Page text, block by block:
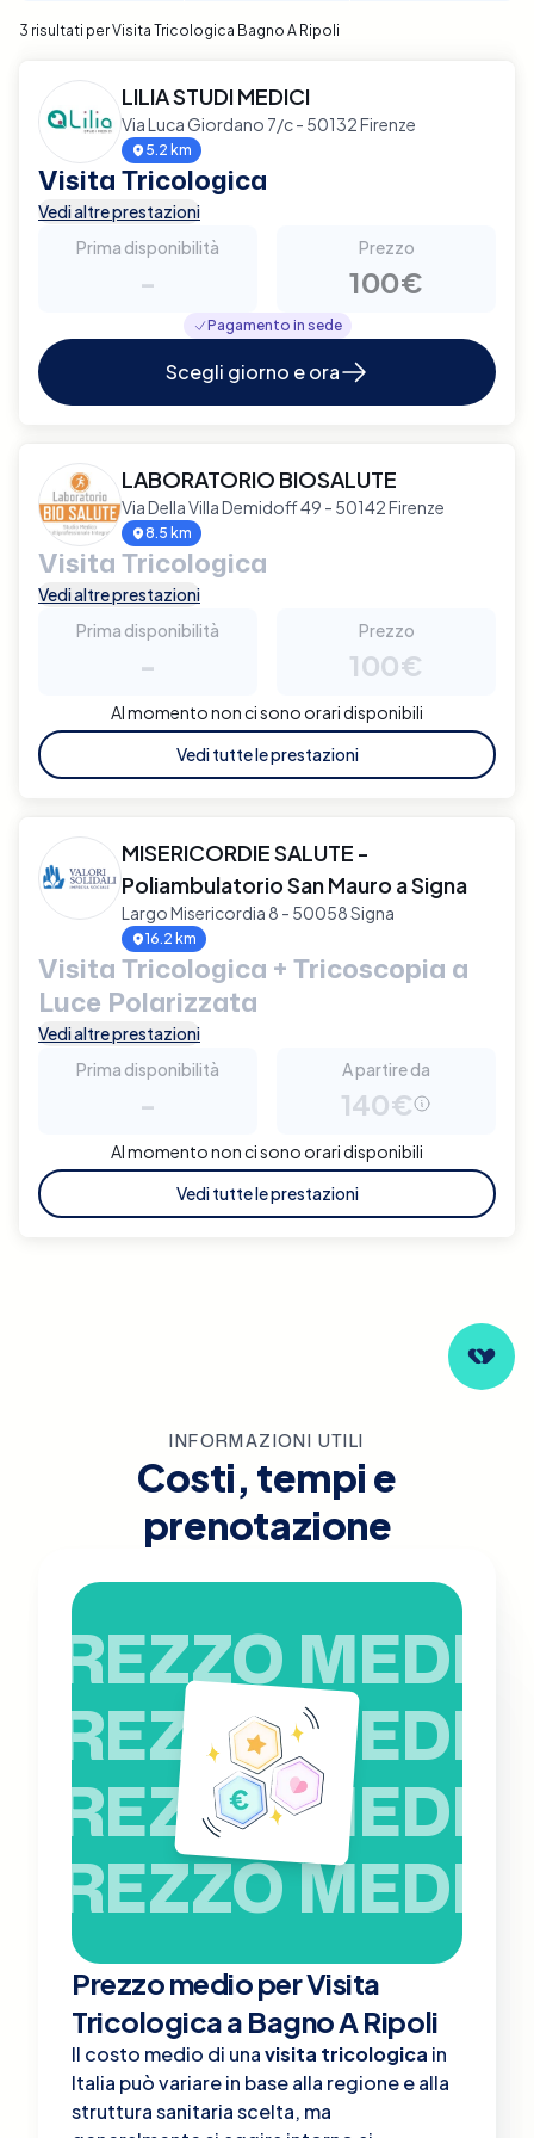
3 risultati per Visita Tricologica Bagno A Ripoli
LILIA STUDI MEDICI
Via Luca Giordano 7/c - 50132 Firenze
5.2 km
Visita Tricologica
Vedi altre prestazioni
Prima disponibilità
-
Prezzo
100€
Pagamento in sede
Scegli giorno e ora
LABORATORIO BIOSALUTE
Via Della Villa Demidoff 49 - 50142 Firenze
8.5 km
Visita Tricologica
Vedi altre prestazioni
Prima disponibilità
-
Prezzo
100€
Al momento non ci sono orari disponibili
Vedi tutte le prestazioni
MISERICORDIE SALUTE -
Poliambulatorio San Mauro a Signa
Largo Misericordia 8 - 50058 Signa
16.2 km
Visita Tricologica + Tricoscopia a
Luce Polarizzata
Vedi altre prestazioni
Prima disponibilità
-
A partire da
140€
Al momento non ci sono orari disponibili
Vedi tutte le prestazioni
INFORMAZIONI UTILI
Costi, tempi e
prenotazione
PREZZO MEDIO
PREZZO MEDIO
PREZZO MEDIO
PREZZO MEDIO
Prezzo medio per Visita
Tricologica a Bagno A Ripoli
Il costo medio di unavisita tricologica in
Italia può variare in base alla regione e alla
struttura sanitaria scelta, ma